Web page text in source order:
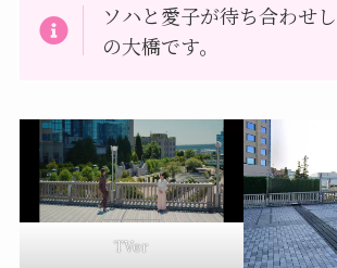
ソハと愛子が待ち合わせ
の大橋です。
TVer